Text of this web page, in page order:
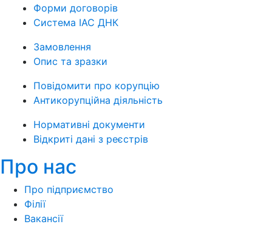
Форми договорів
Система ІАС ДНК
Замовлення
Опис та зразки
Повідомити про корупцію
Антикорупційна діяльність
Нормативні документи
Відкриті дані з реєстрів
Про нас
Про підприємство
Філії
Вакансії